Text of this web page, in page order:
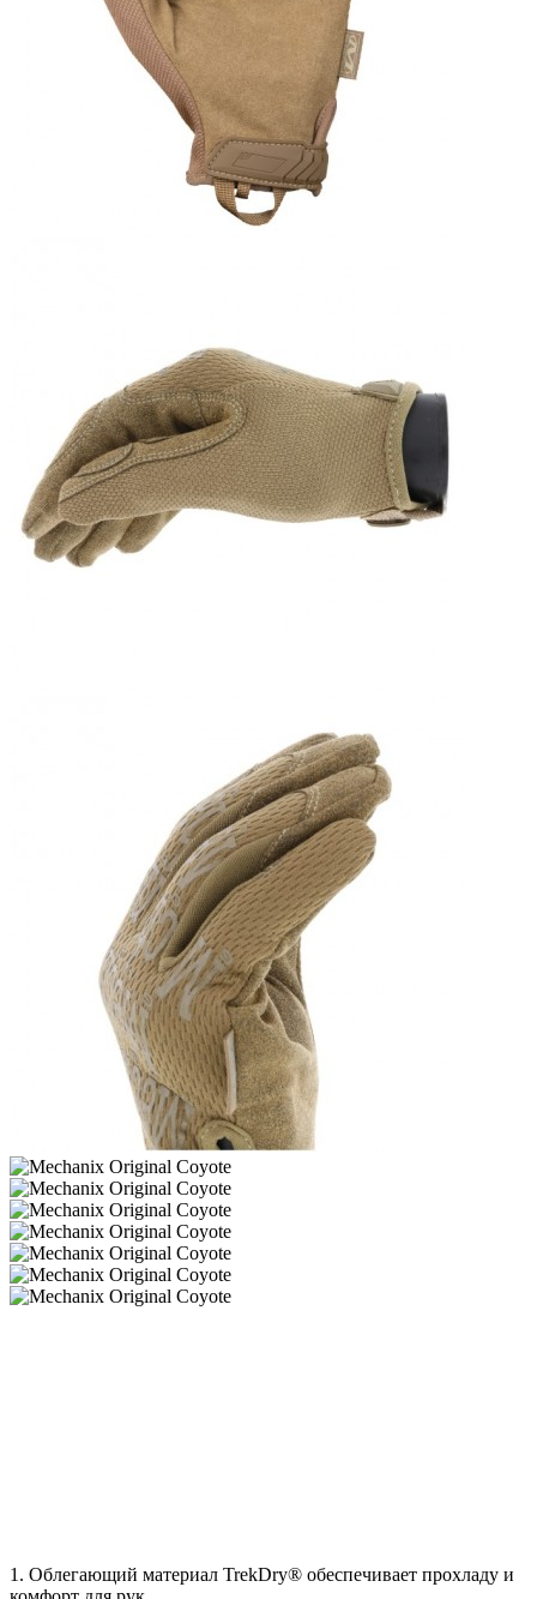
1. Облегающий материал TrekDry® обеспечивает прохладу и